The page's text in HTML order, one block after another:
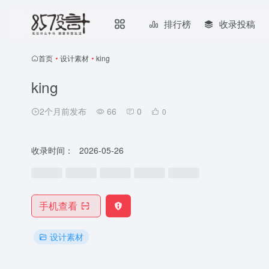
排行榜 收录投稿
首页 • 设计素材 • king
king
2个月前发布 66 0 0
收录时间： 2026-05-26
手机查看
设计素材